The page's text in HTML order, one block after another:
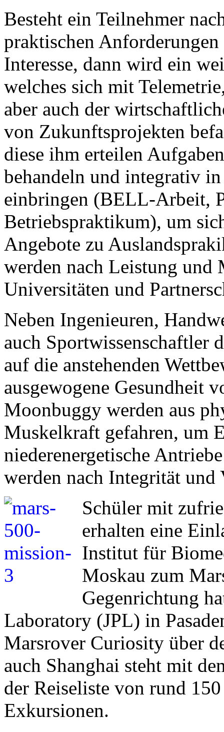
Besteht ein Teilnehmer
praktischen
Interesse, dann wird ein
welches sich mit
aber auch der
von Zukunftsprojekten
diese ihm erteilen
behandeln und integrativ
einbringen (BELL-Arbeit,
Betriebspraktikum), um
Angebote zu
werden nach Leistung
Universitäten und
Neben Ingenieuren,
auch Sportwissenschaftler
auf die anstehenden
ausgewogene Gesundheit
Moonbuggy werden aus
Muskelkraft gefahren, um
niederenergetische
werden nach Integrität und
Schüler mit
erhalten eine
Institut für
Moskau zum
Gegenrichtung
Laboratory (JPL) in
Marsrover Curiosity über
auch Shanghai steht mit
der Reiseliste von rund
Exkursionen.